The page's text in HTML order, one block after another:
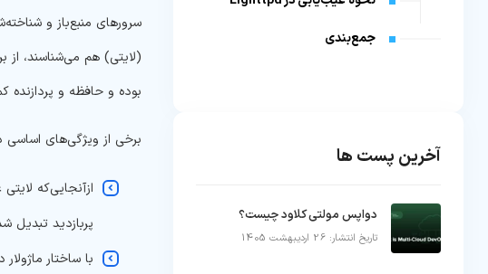
(لایتی) هم می‌شناسند،
بوده و حافظه و
برخی از ویژگی‌های
ازآنجایی‌که
پربازدید
جمع‌بندی
آخرین پست ها
دواپس مولتی کلاود چیست؟
تاریخ انتشار: 26 اردیبهشت 1405